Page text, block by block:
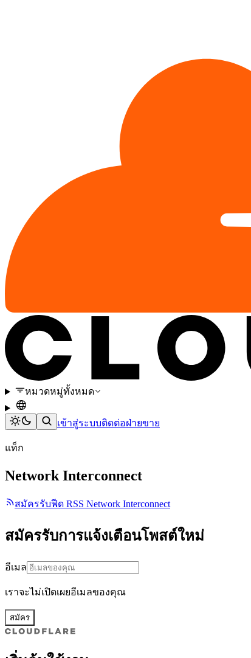
หมวดหมู่ทั้งหมด
เข้าสู่ระบบติดต่อฝ่ายขาย
แท็ก
Network Interconnect
สมัครรับฟีด RSS Network Interconnect
สมัครรับการแจ้งเตือนโพสต์ใหม่
อีเมล
เราจะไม่เปิดเผยอีเมลของคุณ
สมัคร